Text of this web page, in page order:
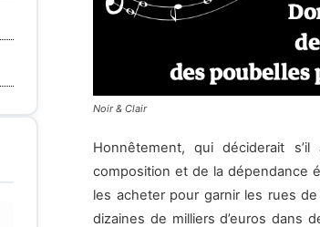
Noir & Clair
Honnêtement, qui déciderait
composition et de la dépendance
les acheter pour garnir les rues
dizaines de milliers d’euros dans